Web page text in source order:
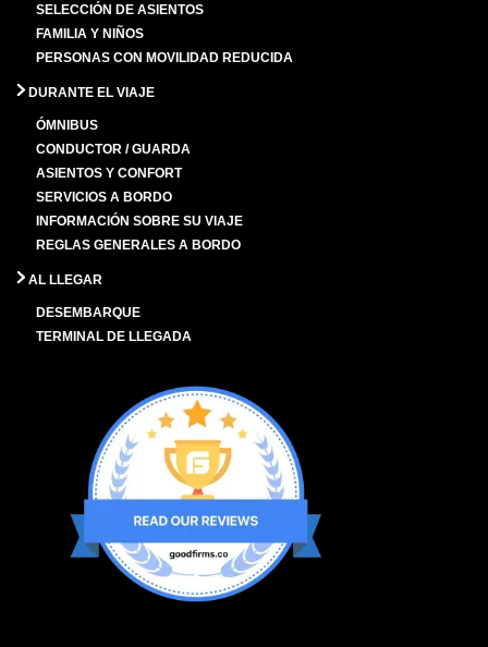
SELECCIÓN DE ASIENTOS
FAMILIA Y NIÑOS
PERSONAS CON MOVILIDAD REDUCIDA
DURANTE EL VIAJE
ÓMNIBUS
CONDUCTOR / GUARDA
ASIENTOS Y CONFORT
SERVICIOS A BORDO
INFORMACIÓN SOBRE SU VIAJE
REGLAS GENERALES A BORDO
AL LLEGAR
DESEMBARQUE
TERMINAL DE LLEGADA